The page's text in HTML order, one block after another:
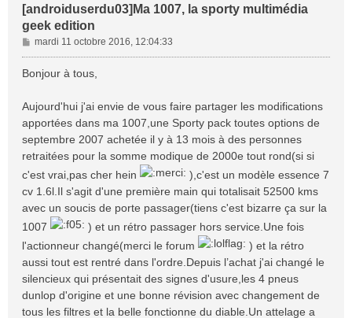
[androiduserdu03]Ma 1007, la sporty multimédia
geek edition
M
e
s
g
e
mardi 11 octobre 2016, 12:04:33
Bonjour à tous,
Aujourd'hui j'ai envie de vous faire partager les modifications
apportées dans ma 1007,une Sporty pack toutes options de
septembre 2007 achetée il y à 13 mois à des personnes
retraitées pour la somme modique de 2000e tout rond(si si
c'est vrai,pas cher hein
),c'est un modèle essence 7
cv 1.6l.Il s'agit d'une première main qui totalisait 52500 kms
avec un soucis de porte passager(tiens c'est bizarre ça sur la
1007
) et un rétro passager hors service.Une fois
l'actionneur changé(merci le forum
) et la rétro
aussi tout est rentré dans l'ordre.Depuis l’achat j'ai changé le
silencieux qui présentait des signes d'usure,les 4 pneus
dunlop d'origine et une bonne révision avec changement de
tous les filtres et la belle fonctionne du diable.Un attelage a